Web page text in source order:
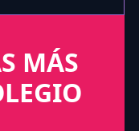
MÁS